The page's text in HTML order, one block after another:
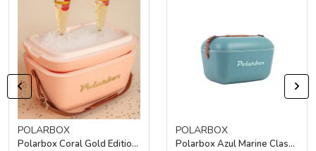
POLARBOX
Polarbox Coral Gold Edition 12L
POLARBOX
Polarbox Azul Marine Classic 12L